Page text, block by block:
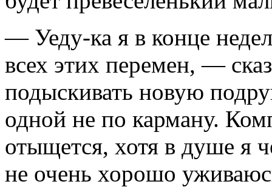
— Уеду-ка я в конце
всех этих перемен, —
подыскивать новую
одной не по карману.
отыщется, хотя в душе я
не очень хорошо